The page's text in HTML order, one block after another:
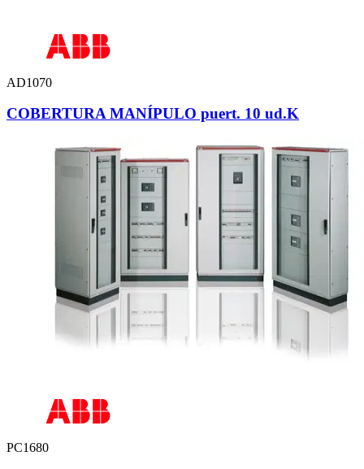
AD1070
COBERTURA MANÍPULO puert. 10 ud.K
PC1680